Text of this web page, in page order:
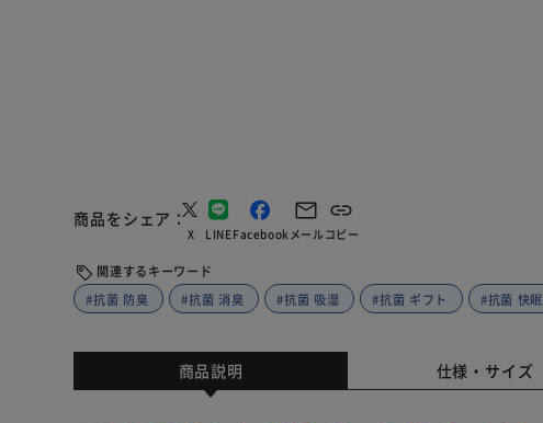
商品をシェア
X LINEFacebook メールコピー
関連するキーワード
#抗菌 防臭
#抗菌 消臭 #抗菌 吸湿 #抗菌 ギフト #抗菌 快眠
商品説明 仕様・サイズ